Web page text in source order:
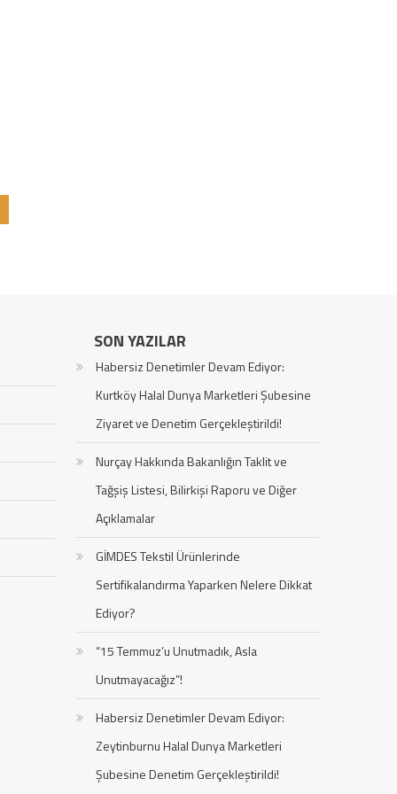
SON YAZILAR
Habersiz Denetimler Devam Ediyor:
Kurtköy Halal Dunya Marketleri Şubesine
Ziyaret ve Denetim Gerçekleştirildi!
Nurçay Hakkında Bakanlığın Taklit ve
Tağşiş Listesi, Bilirkişi Raporu ve Diğer
Açıklamalar
GİMDES Tekstil Ürünlerinde
Sertifikalandırma Yaparken Nelere Dikkat
Ediyor?
“15 Temmuz’u Unutmadık, Asla
Unutmayacağız”!
Habersiz Denetimler Devam Ediyor:
Zeytinburnu Halal Dunya Marketleri
Şubesine Denetim Gerçekleştirildi!